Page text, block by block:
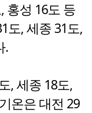
홍성 16도 등
도, 세종 31도,
.
, 세종 18도,
온은 대전 29